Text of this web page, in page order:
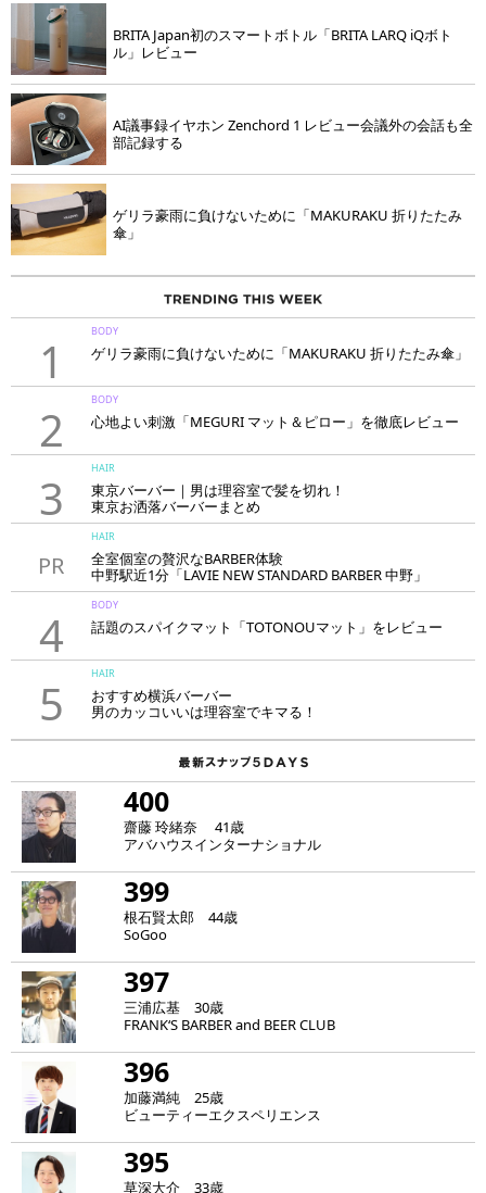
BRITA Japan初のスマートボトル「BRITA LARQ iQボト
ル」レビュー
AI議事録イヤホン Zenchord 1 レビュー会議外の会話も全
部記録する
ゲリラ豪雨に負けないために「MAKURAKU 折りたたみ
傘」
1
BODY
ゲリラ豪雨に負けないために「MAKURAKU 折りたたみ傘」
2
BODY
心地よい刺激「MEGURI マット＆ピロー」を徹底レビュー
3
HAIR
東京バーバー｜男は理容室で髪を切れ！
東京お洒落バーバーまとめ
PR
HAIR
全室個室の贅沢なBARBER体験
中野駅近1分「LAVIE NEW STANDARD BARBER 中野」
4
BODY
話題のスパイクマット「TOTONOUマット」をレビュー
5
HAIR
おすすめ横浜バーバー
男のカッコいいは理容室でキマる！
400
齋藤 玲緒奈 41歳
アバハウスインターナショナル
399
根石賢太郎 44歳
SoGoo
397
三浦広基 30歳
FRANK‘S BARBER and BEER CLUB
396
加藤満純 25歳
ビューティーエクスペリエンス
395
草深大介 33歳